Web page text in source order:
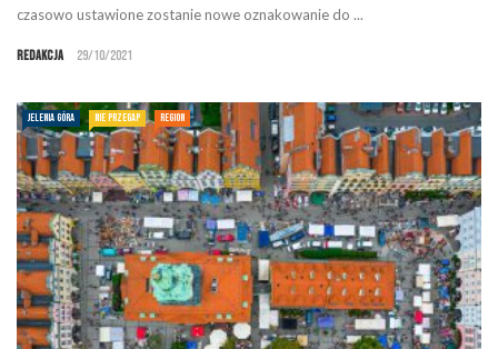
czasowo ustawione zostanie nowe oznakowanie do ...
Redakcja 29/10/2021
JELENIA GÓRA NIE PRZEGAP REGION